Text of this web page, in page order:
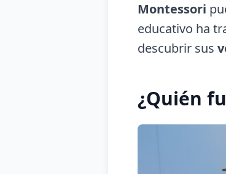
Montessori
educativo ha
descubrir sus
¿Quién